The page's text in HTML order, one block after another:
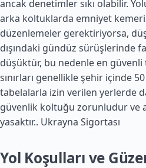
ancak denetimler sıkı olabilir.
arka koltuklarda emniyet
düzenlemeler gerektiriyorsa,
dışındaki gündüz sürüşlerinde
düşüktür, bu nedenle en güvenli
sınırları genellikle şehir içinde
tabelalarla izin verilen yerlerde
güvenlik koltuğu zorunludur ve
yasaktır.. Ukrayna Sigortası
Yol Koşulları ve